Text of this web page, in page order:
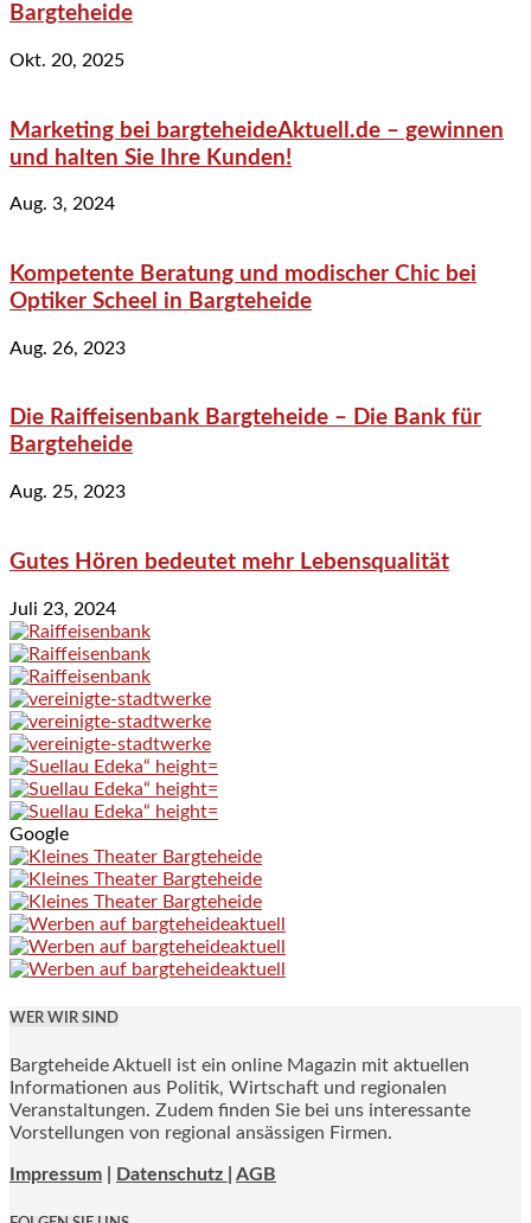
Bargteheide
Okt. 20, 2025
Marketing bei bargteheideAktuell.de – gewinnen
und halten Sie Ihre Kunden!
Aug. 3, 2024
Kompetente Beratung und modischer Chic bei
Optiker Scheel in Bargteheide
Aug. 26, 2023
Die Raiffeisenbank Bargteheide – Die Bank für
Bargteheide
Aug. 25, 2023
Gutes Hören bedeutet mehr Lebensqualität
Juli 23, 2024
Google
WER WIR SIND
Bargteheide Aktuell ist ein online Magazin mit aktuellen
Informationen aus Politik, Wirtschaft und regionalen
Veranstaltungen. Zudem finden Sie bei uns interessante
Vorstellungen von regional ansässigen Firmen.
Impressum Datenschutz | AGB